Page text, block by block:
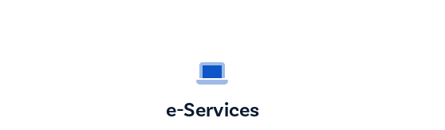
e-Services